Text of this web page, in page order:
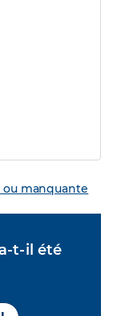
manquante
t-il été